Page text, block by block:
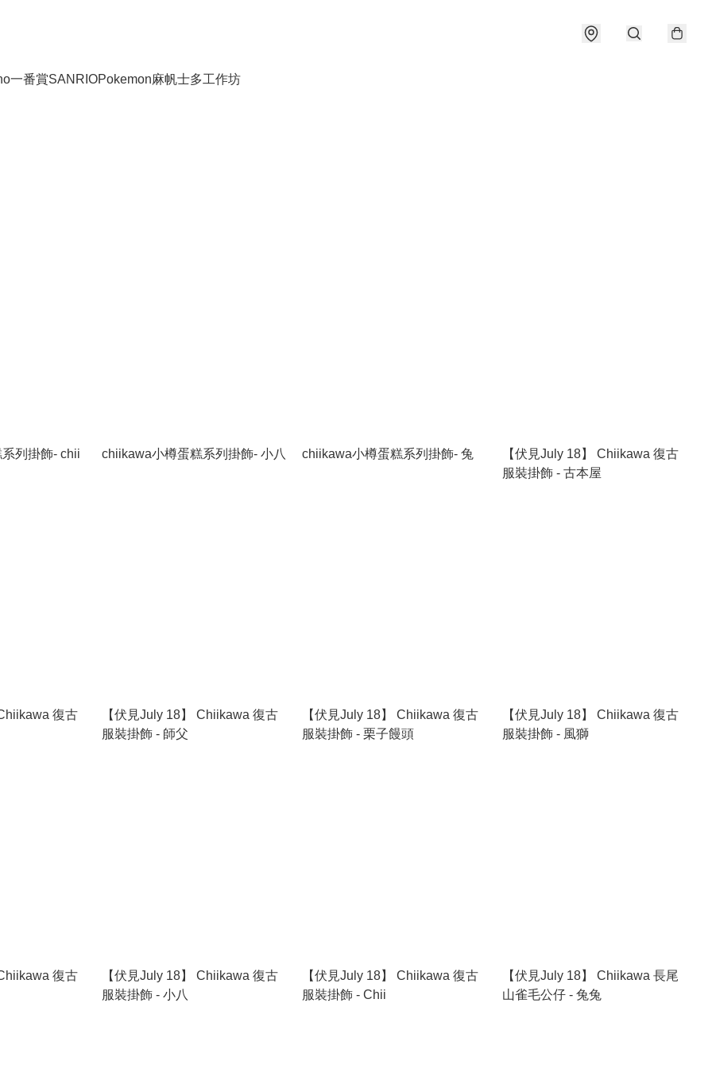
一番賞SANRIOPokemon麻帆士多工作坊
列掛飾- chii chiikawa小樽蛋糕系列掛飾- 小八 chiikawa小樽蛋糕系列掛飾- 兔
【伏見July 18】 Chiikawa 復古
服裝掛飾 - 古本屋
復古
【伏見July 18】 Chiikawa 復古
服裝掛飾 - 師父
【伏見July 18】 Chiikawa 復古
服裝掛飾 - 栗子饅頭
【伏見July 18】 Chiikawa 復古
服裝掛飾 - 風獅
復古
【伏見July 18】 Chiikawa 復古
服裝掛飾 - 小八
【伏見July 18】 Chiikawa 復古
服裝掛飾 - Chii
【伏見July 18】 Chiikawa 長尾
山雀毛公仔 - 兔兔